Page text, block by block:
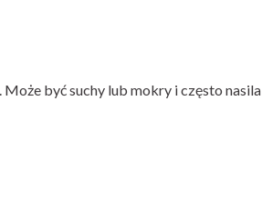
być suchy lub mokry i często nasila